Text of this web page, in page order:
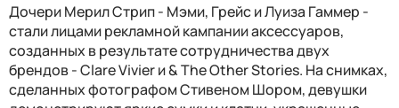
Дочери Мерил Стрип - Мэми, Грейс и Луиза Гаммер -
стали лицами рекламной кампании аксессуаров,
созданных в результате сотрудничества двух
брендов - Clare Vivier и & The Other Stories. На снимках,
сделанных фотографом Стивеном Шором, девушки